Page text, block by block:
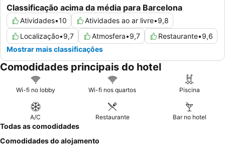
Classificação acima da média para Barcelona
Atividades•10 Atividades ao ar livre•9,8
Localização•9,7 Atmosfera•9,7 Restaurante•9,6
Mostrar mais classificações
Comodidades principais do hotel
Wi-fi no lobby Wi-fi nos quartos Piscina
A/C Restaurante Bar no hotel
Todas as comodidades
Comodidades do alojamento